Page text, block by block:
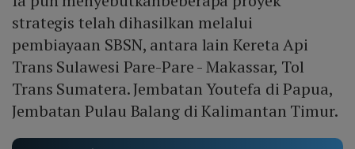
strategis telah dihasilkan melalui
pembiayaan SBSN, antara lain Kereta Api
Trans Sulawesi Pare-Pare - Makassar, Tol
Trans Sumatera. Jembatan Youtefa di Papua,
Jembatan Pulau Balang di Kalimantan Timur.